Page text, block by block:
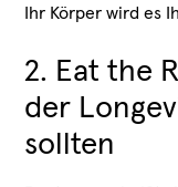
Ihr Körper wird es
2. Eat the
der
sollten